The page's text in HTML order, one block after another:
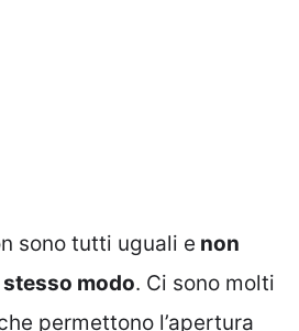
sono tutti uguali e non
modo. Ci sono molti
permettono l’apertura